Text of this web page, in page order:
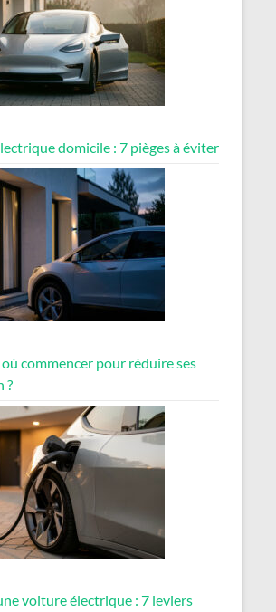
domicile : 7 pièges à éviter
commencer pour réduire ses
?
voiture électrique : 7 leviers